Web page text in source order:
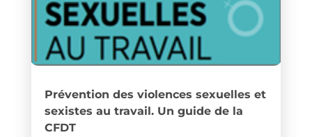
Prévention des violences sexuelles et
sexistes au travail. Un guide de la
CFDT